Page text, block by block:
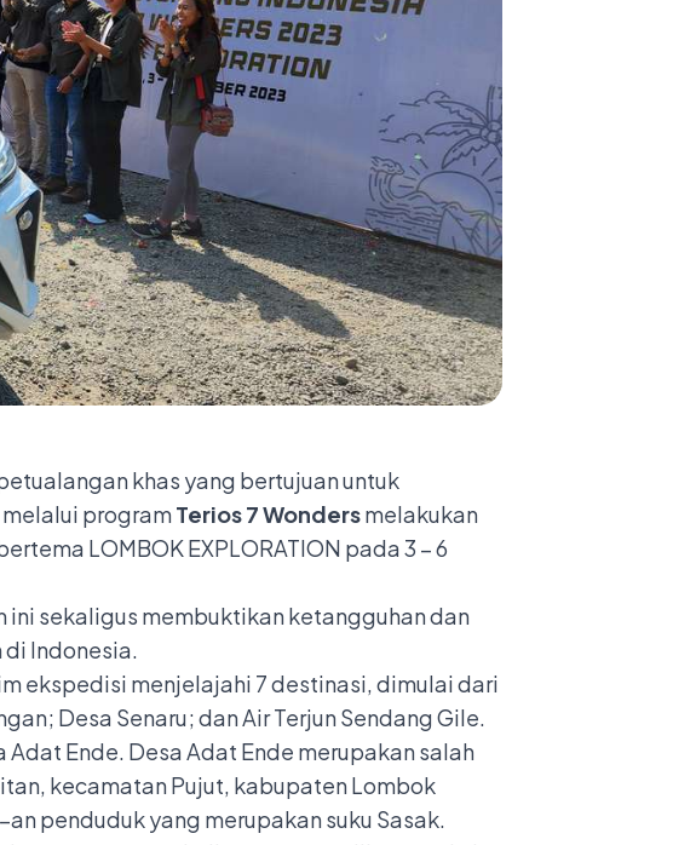
khas yang bertujuan untuk
programTerios 7 Wondersmelakukan
LOMBOK EXPLORATION pada 3 – 6
ini sekaligus membuktikan ketangguhan dan
Indonesia.
ekspedisi menjelajahi 7 destinasi, dimulai dari
Desa Senaru; dan Air Terjun Sendang Gile.
Ende. Desa Adat Ende merupakan salah
kecamatan Pujut, kabupaten Lombok
penduduk yang merupakan suku Sasak.